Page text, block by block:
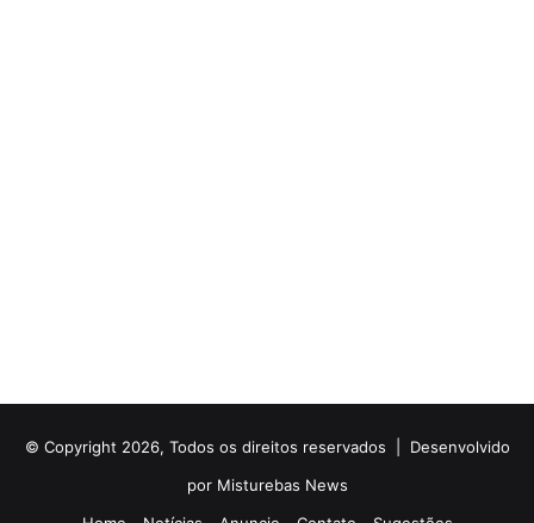
© Copyright 2026, Todos os direitos reservados | Desenvolvido
por Misturebas News